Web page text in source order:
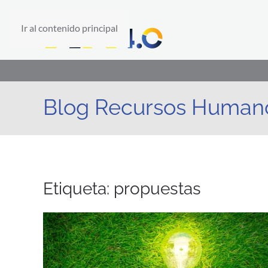
Ir al contenido principal
Blog Recursos
Etiqueta: propuestas